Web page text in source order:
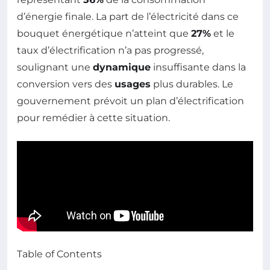
d’énergie finale. La part de l’électricité dans ce
bouquet énergétique n’atteint que 27% et le
taux d’électrification n’a pas progressé,
soulignant une dynamique insuffisante dans la
conversion vers des usages plus durables. Le
gouvernement prévoit un plan d’électrification
pour remédier à cette situation.
Table of Contents